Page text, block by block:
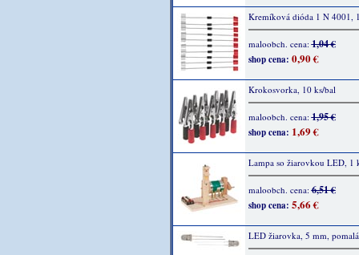
Kremíková dióda 1 N 4001,
maloobch. cena:1,04 €
shop cena: 0,90 €
Krokosvorka, 10 ks/bal
maloobch. cena:1,95 €
shop cena: 1,69 €
Lampa so žiarovkou LED, 1
maloobch. cena:6,51 €
shop cena: 5,66 €
LED žiarovka, 5 mm,